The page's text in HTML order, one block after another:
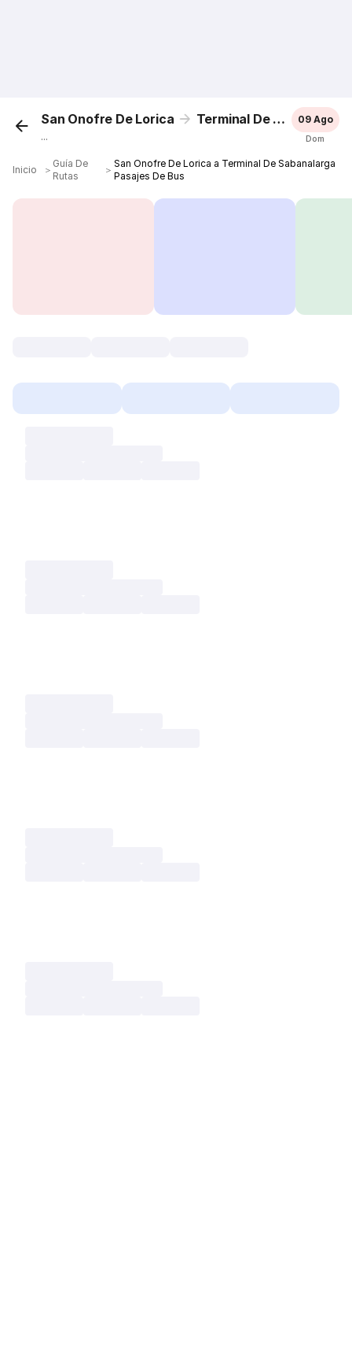
San Onofre De Lorica Terminal De Sabanalarga
...
09 Ago
Dom
Inicio ＞
Guía De
Rutas
＞
San Onofre De Lorica a Terminal De Sabanalarga
Pasajes De Bus